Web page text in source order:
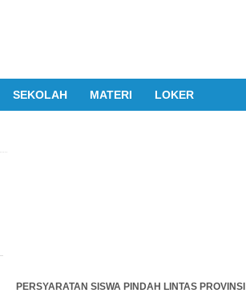
SEKOLAH MATERI LOKER
PERSYARATAN SISWA PINDAH LINTAS PROVINSI